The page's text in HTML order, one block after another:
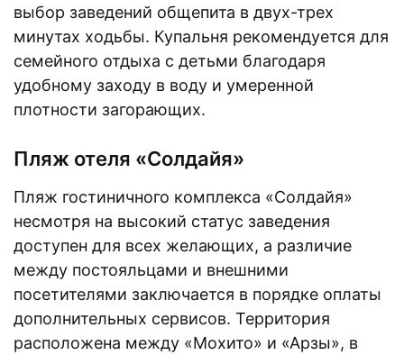
выбор заведений общепита в двух-трех
минутах ходьбы. Купальня рекомендуется для
семейного отдыха с детьми благодаря
удобному заходу в воду и умеренной
плотности загорающих.
Пляж отеля «Солдайя»
Пляж гостиничного комплекса «Солдайя»
несмотря на высокий статус заведения
доступен для всех желающих, а различие
между постояльцами и внешними
посетителями заключается в порядке оплаты
дополнительных сервисов. Территория
расположена между «Мохито» и «Арзы», в